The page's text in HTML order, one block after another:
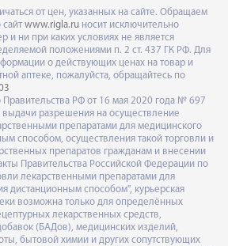
от цен, указанных на сайте. Обращаем
www.rigla.ru носит исключительно
и ни при каких условиях не является
положениями п. 2 ст. 437 ГК РФ. Для
о действующих ценах на товар и
аптеке, пожалуйста, обращайтесь по
РФ от 16 мая 2020 года № 697
разрешения на осуществление
препаратами для медицинского
способом, осуществления такой торговли и
препаратов гражданам и внесении
Правительства Российской Федерации по
лекарственными препаратами для
дистанционным способом", курьерская
возможна только для определённых
лекарственных средств,
(БАДов), медицинских изделий,
бытовой химии и других сопутствующих